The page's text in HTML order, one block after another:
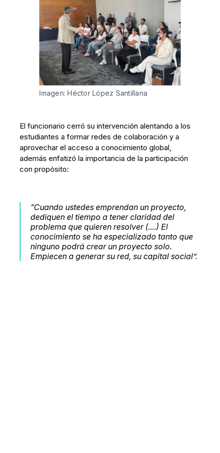
Imagen: Héctor López Santillana
El funcionario cerró su intervención alentando a los
estudiantes a formar redes de colaboración y a
aprovechar el acceso a conocimiento global,
además enfatizó la importancia de la participación
con propósito:
“Cuando ustedes emprendan un proyecto,
dediquen el tiempo a tener claridad del
problema que quieren resolver (....) El
conocimiento se ha especializado tanto que
ninguno podrá crear un proyecto solo.
Empiecen a generar su red, su capital social”.